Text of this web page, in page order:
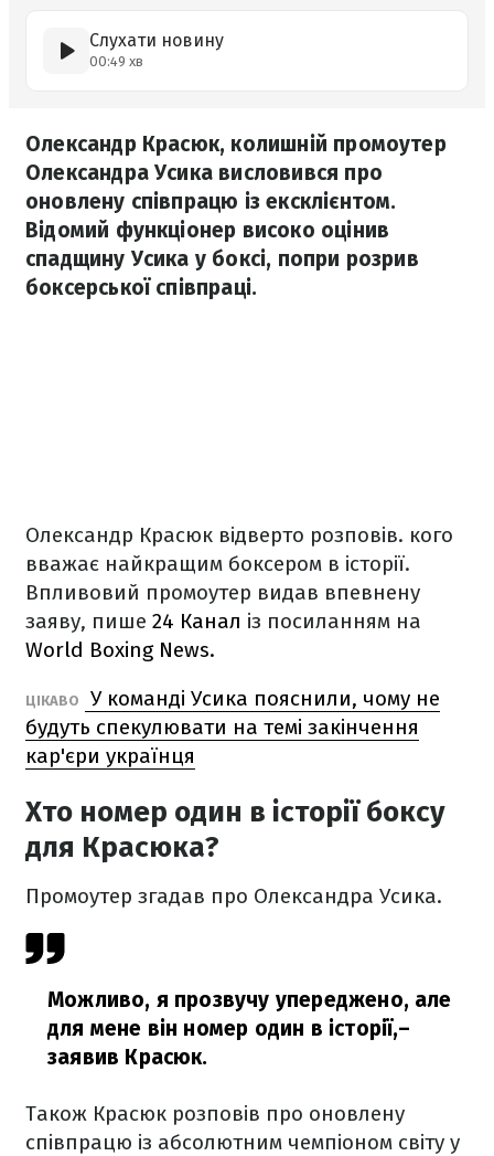
Слухати новину
00:49 хв
Олександр Красюк, колишній промоутер
Олександра Усика висловився про
оновлену співпрацю із ексклієнтом.
Відомий функціонер високо оцінив
спадщину Усика у боксі, попри розрив
боксерської співпраці.
Олександр Красюк відверто розповів. кого
вважає найкращим боксером в історії.
Впливовий промоутер видав впевнену
заяву, пише 24 Канал із посиланням на
World Boxing News.
ЦІКАВО
У команді Усика пояснили, чому не
будуть спекулювати на темі закінчення
кар'єри українця
Хто номер один в історії боксу
для Красюка?
Промоутер згадав про Олександра Усика.
Можливо, я прозвучу упереджено, але
для мене він номер один в історії,–
заявив Красюк.
Також Красюк розповів про оновлену
співпрацю із абсолютним чемпіоном світу у